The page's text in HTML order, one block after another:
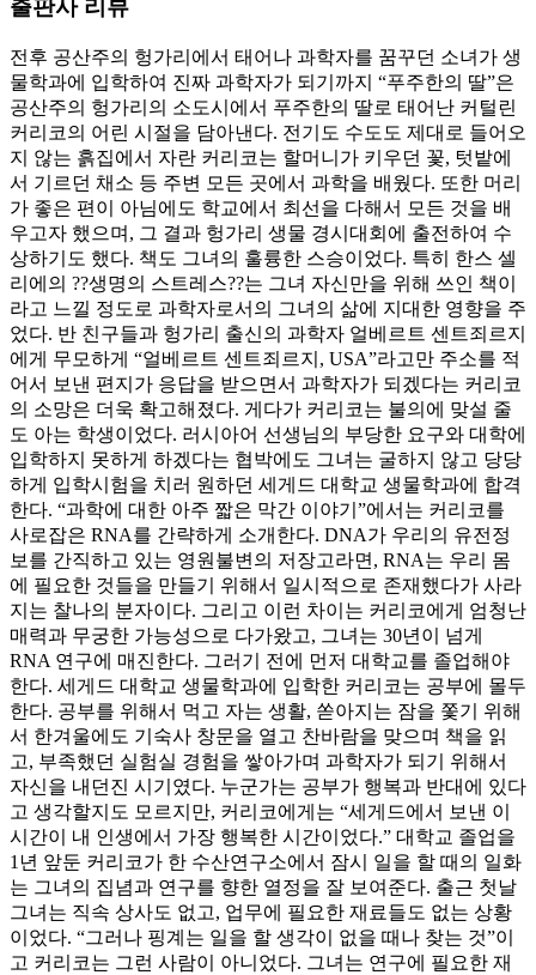
출판사 리뷰
전후 공산주의 헝가리에서 태어나 과학자를 꿈꾸던 소녀가 생
물학과에 입학하여 진짜 과학자가 되기까지 “푸주한의 딸”은
공산주의 헝가리의 소도시에서 푸주한의 딸로 태어난 커털린
커리코의 어린 시절을 담아낸다. 전기도 수도도 제대로 들어오
지 않는 흙집에서 자란 커리코는 할머니가 키우던 꽃, 텃밭에
서 기르던 채소 등 주변 모든 곳에서 과학을 배웠다. 또한 머리
가 좋은 편이 아님에도 학교에서 최선을 다해서 모든 것을 배
우고자 했으며, 그 결과 헝가리 생물 경시대회에 출전하여 수
상하기도 했다. 책도 그녀의 훌륭한 스승이었다. 특히 한스 셀
리에의 ??생명의 스트레스??는 그녀 자신만을 위해 쓰인 책이
라고 느낄 정도로 과학자로서의 그녀의 삶에 지대한 영향을 주
었다. 반 친구들과 헝가리 출신의 과학자 얼베르트 센트죄르지
에게 무모하게 “얼베르트 센트죄르지, USA”라고만 주소를 적
어서 보낸 편지가 응답을 받으면서 과학자가 되겠다는 커리코
의 소망은 더욱 확고해졌다. 게다가 커리코는 불의에 맞설 줄
도 아는 학생이었다. 러시아어 선생님의 부당한 요구와 대학에
입학하지 못하게 하겠다는 협박에도 그녀는 굴하지 않고 당당
하게 입학시험을 치러 원하던 세게드 대학교 생물학과에 합격
한다. “과학에 대한 아주 짧은 막간 이야기”에서는 커리코를
사로잡은 RNA를 간략하게 소개한다. DNA가 우리의 유전정
보를 간직하고 있는 영원불변의 저장고라면, RNA는 우리 몸
에 필요한 것들을 만들기 위해서 일시적으로 존재했다가 사라
지는 찰나의 분자이다. 그리고 이런 차이는 커리코에게 엄청난
매력과 무궁한 가능성으로 다가왔고, 그녀는 30년이 넘게
RNA 연구에 매진한다. 그러기 전에 먼저 대학교를 졸업해야
한다. 세게드 대학교 생물학과에 입학한 커리코는 공부에 몰두
한다. 공부를 위해서 먹고 자는 생활, 쏟아지는 잠을 쫓기 위해
서 한겨울에도 기숙사 창문을 열고 찬바람을 맞으며 책을 읽
고, 부족했던 실험실 경험을 쌓아가며 과학자가 되기 위해서
자신을 내던진 시기였다. 누군가는 공부가 행복과 반대에 있다
고 생각할지도 모르지만, 커리코에게는 “세게드에서 보낸 이
시간이 내 인생에서 가장 행복한 시간이었다.” 대학교 졸업을
1년 앞둔 커리코가 한 수산연구소에서 잠시 일을 할 때의 일화
는 그녀의 집념과 연구를 향한 열정을 잘 보여준다. 출근 첫날
그녀는 직속 상사도 없고, 업무에 필요한 재료들도 없는 상황
이었다. “그러나 핑계는 일을 할 생각이 없을 때나 찾는 것”이
고 커리코는 그런 사람이 아니었다. 그녀는 연구에 필요한 재